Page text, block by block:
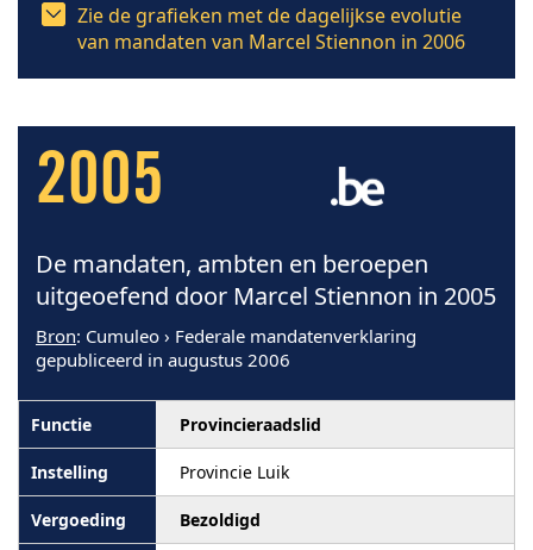
Zie de grafieken met de dagelijkse evolutie
van mandaten van Marcel Stiennon in 2006
2005
De mandaten, ambten en beroepen
uitgeoefend door Marcel Stiennon in 2005
Bron: Cumuleo › Federale mandatenverklaring
gepubliceerd in augustus 2006
Provincieraadslid
Provincie Luik
Bezoldigd